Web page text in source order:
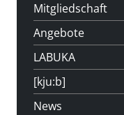
Mitgliedschaft
Angebote
LABUKA
[kju:b]
News